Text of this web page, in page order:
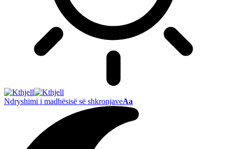
Ndryshimi i madhësisë së shkronjaveAa